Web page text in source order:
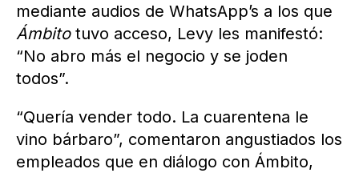
mediante audios de WhatsApp’s a los que
Ámbitotuvo acceso, Levy les manifestó:
“No abro más el negocio y se joden
todos”.
“Quería vender todo. La cuarentena le
vino bárbaro”, comentaron angustiados los
empleados que en diálogo con Ámbito,